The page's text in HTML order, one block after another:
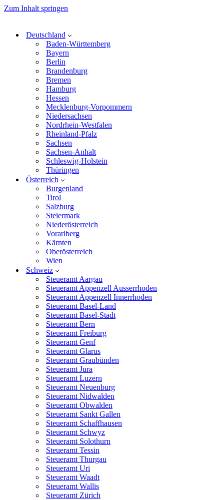
Zum Inhalt springen
Deutschland
Baden-Württemberg
Bayern
Berlin
Brandenburg
Bremen
Hamburg
Hessen
Mecklenburg-Vorpommern
Niedersachsen
Nordrhein-Westfalen
Rheinland-Pfalz
Sachsen
Sachsen-Anhalt
Schleswig-Holstein
Thüringen
Österreich
Burgenland
Tirol
Salzburg
Steiermark
Niederösterreich
Vorarlberg
Kärnten
Oberösterreich
Wien
Schweiz
Steueramt Aargau
Steueramt Appenzell Ausserrhoden
Steueramt Appenzell Innerrhoden
Steueramt Basel-Land
Steueramt Basel-Stadt
Steueramt Bern
Steueramt Freiburg
Steueramt Genf
Steueramt Glarus
Steueramt Graubünden
Steueramt Jura
Steueramt Luzern
Steueramt Neuenburg
Steueramt Nidwalden
Steueramt Obwalden
Steueramt Sankt Gallen
Steueramt Schaffhausen
Steueramt Schwyz
Steueramt Solothurn
Steueramt Tessin
Steueramt Thurgau
Steueramt Uri
Steueramt Waadt
Steueramt Wallis
Steueramt Zürich